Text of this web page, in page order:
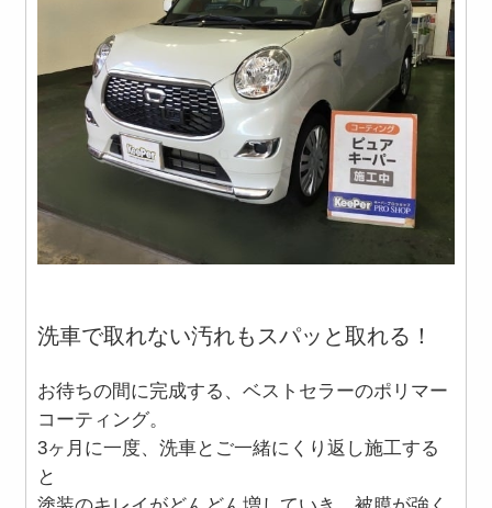
洗車で取れない汚れもスパッと取れる！
お待ちの間に完成する、ベストセラーのポリマー
コーティング。
3ヶ月に一度、洗車とご一緒にくり返し施工する
と